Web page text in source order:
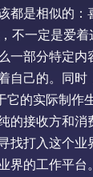
都是相似的：
不一定是爱着
一部分特定内
自己的。同时
它的实际制作
的接收方和消
找打入这个业
界的工作平台